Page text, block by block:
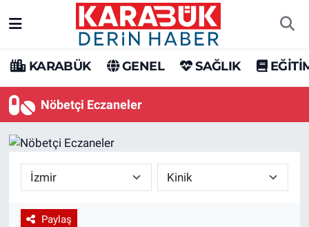
KARABÜK GENEL SAĞLIK
Nöbetçi Eczaneler
Paylaş
Karabük Hava Durumu
Karabük Trafik Yoğunluk Haritası
Tüm Manşetler